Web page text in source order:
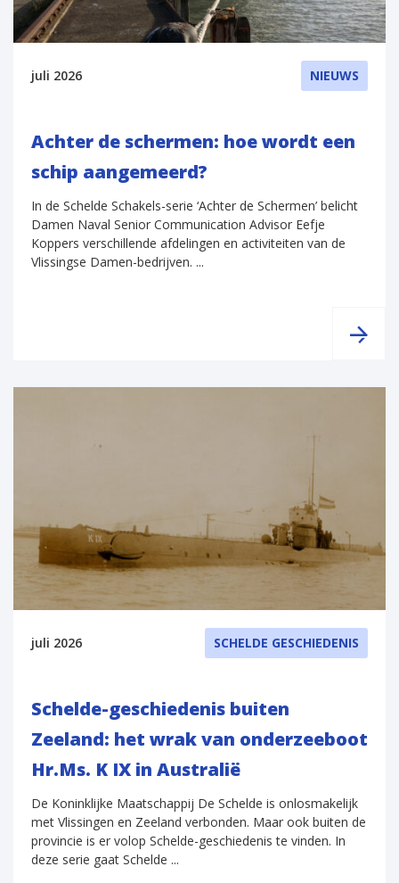
juli 2026 NIEUWS
Achter de schermen: hoe wordt een
schip aangemeerd?
In de Schelde Schakels-serie ‘Achter de Schermen’ belicht
Damen Naval Senior Communication Advisor Eefje
Koppers verschillende afdelingen en activiteiten van de
Vlissingse Damen-bedrijven. ...
juli 2026 SCHELDE GESCHIEDENIS
Schelde-geschiedenis buiten
Zeeland: het wrak van onderzeeboot
Hr.Ms. K IX in Australië
De Koninklijke Maatschappij De Schelde is onlosmakelijk
met Vlissingen en Zeeland verbonden. Maar ook buiten de
provincie is er volop Schelde-geschiedenis te vinden. In
deze serie gaat Schelde ...